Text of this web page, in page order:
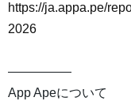
https://ja.appa.pe/
2026
―――――
App Apeについて